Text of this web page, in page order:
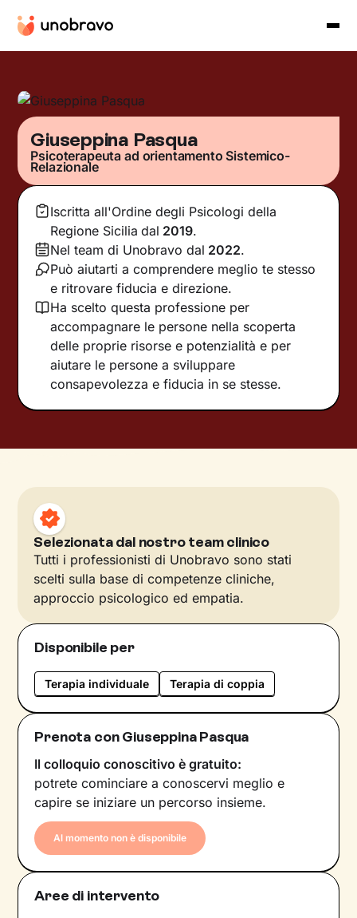
Giuseppina Pasqua
Psicoterapeuta ad orientamento Sistemico-
Relazionale
Iscritta all'Ordine degli Psicologi della
Regione Sicilia dal 2019.
Nel team di Unobravo dal 2022.
Può aiutarti a comprendere meglio te stesso
e ritrovare fiducia e direzione.
Ha scelto questa professione per
accompagnare le persone nella scoperta
delle proprie risorse e potenzialità e per
aiutare le persone a sviluppare
consapevolezza e fiducia in se stesse.
Selezionata dal nostro team clinico
Tutti i professionisti di Unobravo sono stati
scelti sulla base di competenze cliniche,
approccio psicologico ed empatia.
Disponibile per
Terapia individuale Terapia di coppia
Prenota con Giuseppina Pasqua
Il colloquio conoscitivo è gratuito:
potrete cominciare a conoscervi meglio e
capire se iniziare un percorso insieme.
Al momento non è disponibile
Aree di intervento